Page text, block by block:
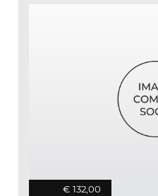
€ 132,00